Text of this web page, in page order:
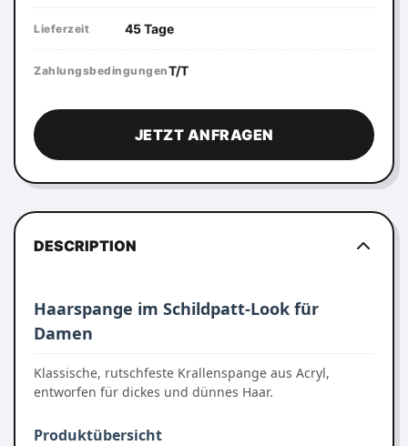
Lieferzeit 45 Tage
ZahlungsbedingungenT/T
JETZT ANFRAGEN
DESCRIPTION
Haarspange im Schildpatt-Look für
Damen
Klassische, rutschfeste Krallenspange aus Acryl,
entworfen für dickes und dünnes Haar.
Produktübersicht